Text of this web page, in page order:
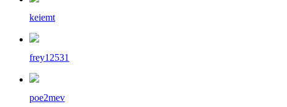
keiemt
frey12531
poe2mev